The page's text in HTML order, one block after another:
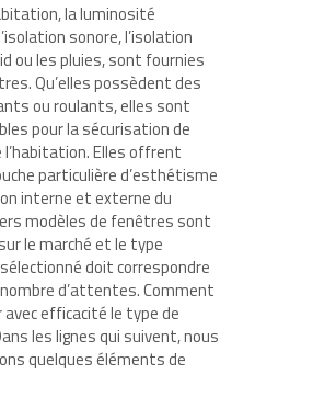
la luminosité
sonore, l’isolation
ou les pluies, sont fournies
Qu’elles possèdent des
ou roulants, elles sont
pour la sécurisation de
l’habitation. Elles offrent
particulière d’esthétisme
interne et externe du
modèles de fenêtres sont
le marché et le type
doit correspondre
d’attentes. Comment
efficacité le type de
les lignes qui suivent, nous
quelques éléments de